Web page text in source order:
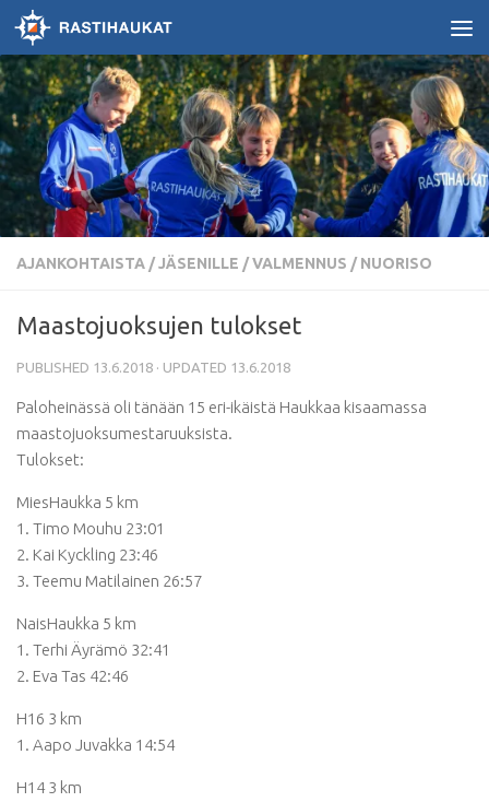
Skip to content
AJANKOHTAISTA /JÄSENILLE / VALMENNUS / NUORISO
Maastojuoksujen tulokset
PUBLISHED 13.6.2018 · UPDATED 13.6.2018
Paloheinässä oli tänään 15 eri-ikäistä Haukkaa kisaamassa
maastojuoksumestaruuksista.
Tulokset:
MiesHaukka 5 km
1. Timo Mouhu 23:01
2. Kai Kyckling 23:46
3. Teemu Matilainen 26:57
NaisHaukka 5 km
1. Terhi Äyrämö 32:41
2. Eva Tas 42:46
H16 3 km
1. Aapo Juvakka 14:54
H14 3 km